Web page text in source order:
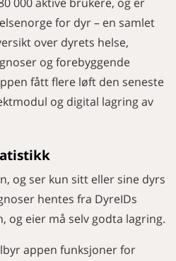
for dyr – en samlet
over dyrets helse,
og forebyggende
fått flere løft den seneste
og digital lagring av
og ser kun sitt eller sine dyrs
hentes fra DyreIDs
og eier må selv godta lagring.
appen funksjoner for